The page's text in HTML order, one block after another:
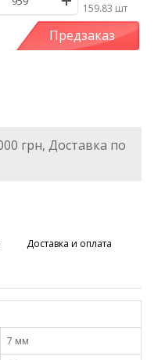
/159.83 шт
Предзаказ
грн, Доставка по
Доставка и оплата
7 мм